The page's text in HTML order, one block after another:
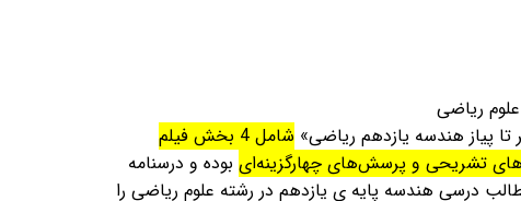
ریاضی
پیاز هندسه یازدهم ریاضی»
شامل 4 بخش فیلم
تشریحی و پرسش‌های چهارگزینه‌ای بوده و درسنامه
درسی هندسه پایه ی یازدهم در رشته علوم ریاضی را